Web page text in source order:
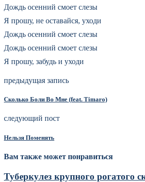
Дождь осенний смоет слезы
Я прошу, не оставайся, уходи
Дождь осенний смоет слезы
Дождь осенний смоет слезы
Я прошу, забудь и уходи
предыдущая запись
Сколько Боли Во Мне (feat. Timaro)
следующий пост
Нельзя Поменять
Вам также может понравиться
Туберкулез крупного рогатого